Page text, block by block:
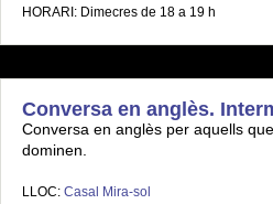
HORARI: Dimecres de 18 a 19 h
Conversa en anglès.
Conversa en anglès per aquells
dominen.
LLOC: Casal Mira-sol